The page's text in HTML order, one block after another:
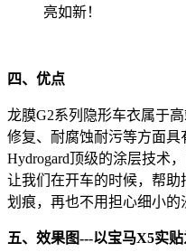
亮如新！
四、优点
龙膜G2系列隐形车衣属于
修复、耐腐蚀耐污等方面具
Hydrogard顶级的涂层技术
让我们在开车的时候，帮
划痕，再也不用担心细小的
五、效果图---以宝马X5实贴